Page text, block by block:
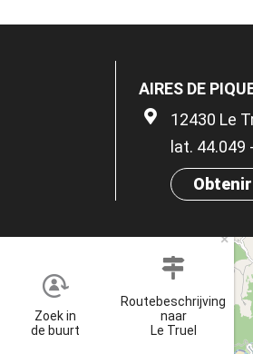
AIRES DE
12430 Le
lat. 44.049
Zoek in
de buurt
Routebeschrijving
naar
Le Truel
×